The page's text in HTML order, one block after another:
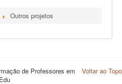
Outros projetos
Voltar ao Topo
de Professores em